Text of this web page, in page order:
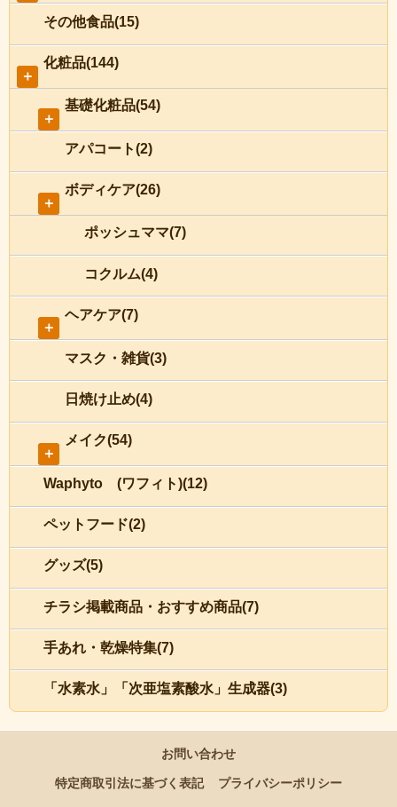
その他食品(15)
＋
化粧品(144)
＋
基礎化粧品(54)
アパコート(2)
＋
ボディケア(26)
ポッシュママ(7)
コクルム(4)
＋
ヘアケア(7)
マスク・雑貨(3)
日焼け止め(4)
＋
メイク(54)
Waphyto (ワフィト)(12)
ペットフード(2)
グッズ(5)
チラシ掲載商品・おすすめ商品(7)
手あれ・乾燥特集(7)
「水素水」「次亜塩素酸水」生成器(3)
お問い合わせ
特定商取引法に基づく表記 プライバシーポリシー